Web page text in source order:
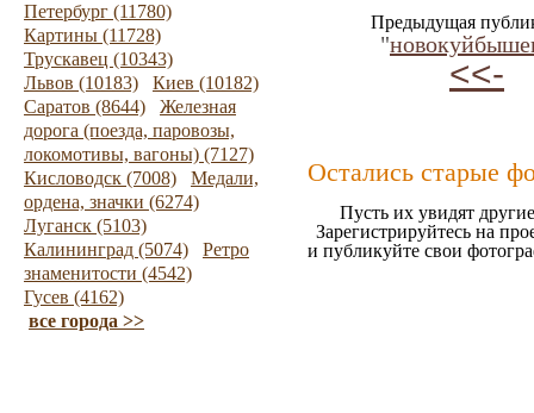
Петербург (11780)
Картины (11728)
Трускавец (10343)
Львов (10183)
Киев (10182)
Саратов (8644)
Железная
дорога (поезда, паровозы,
локомотивы, вагоны) (7127)
Кисловодск (7008)
Медали,
ордена, значки (6274)
Луганск (5103)
Калининград (5074)
Ретро
знаменитости (4542)
Гусев (4162)
все города >>
Предыдущая
"
<<-
Остались старые
Пусть их увидят
Зарегистрируйтесь на
и публикуйте свои